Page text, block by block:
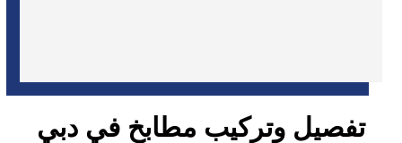
تفصيل وتركيب مطابخ في دبي